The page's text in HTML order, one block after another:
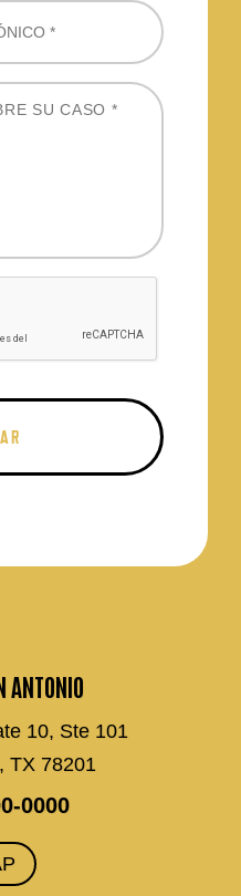
ANTONIO
10, Ste 101
TX 78201
0000